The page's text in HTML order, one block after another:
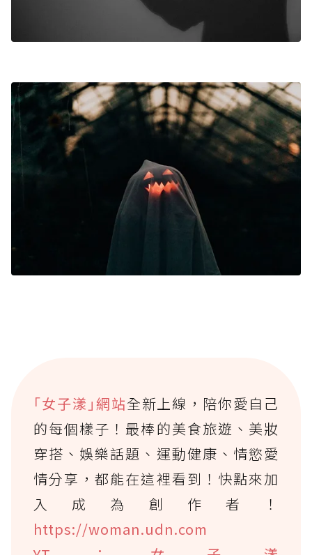
｢女子漾｣網站全新上線，陪你愛自己
的每個樣子！最棒的美食旅遊、美妝
穿搭、娛樂話題、運動健康、情慾愛
情分享，都能在這裡看到！快點來加
入成為創作者！
https://woman.udn.com